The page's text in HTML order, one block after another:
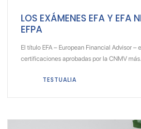
LOS EXÁMENES EFA Y EFA
EFPA
El título EFA – European Financial Advisor –
certificaciones aprobadas por la CNMV
TESTUALIA